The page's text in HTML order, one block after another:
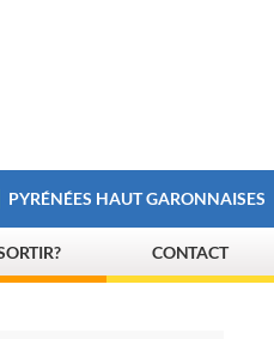
PYRÉNÉES HAUT GARONNAISES
CONTACT